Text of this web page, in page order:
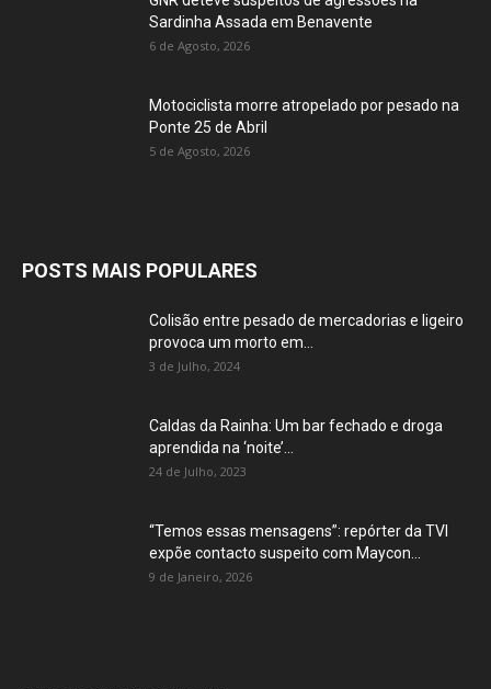
Sardinha Assada em Benavente
6 de Agosto, 2026
Motociclista morre atropelado por pesado na
Ponte 25 de Abril
5 de Agosto, 2026
POSTS MAIS POPULARES
Colisão entre pesado de mercadorias e ligeiro
provoca um morto em...
3 de Julho, 2024
Caldas da Rainha: Um bar fechado e droga
aprendida na ‘noite’...
24 de Julho, 2023
“Temos essas mensagens”: repórter da TVI
expõe contacto suspeito com Maycon...
9 de Janeiro, 2026